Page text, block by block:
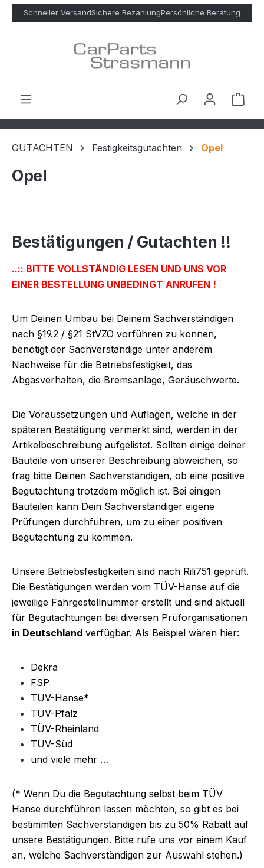
Zum Hauptinhalt springen
Schneller VersandSichere BezahlungPersönliche Beratung
GUTACHTEN Festigkeitsgutachten Opel
Opel
Bestätigungen / Gutachten !!
..:: BITTE VOLLSTÄNDIG LESEN UND UNS VOR
EINER BESTELLUNG UNBEDINGT ANRUFEN !
Um Deinen Umbau bei Deinem Sachverständigen
nach §19.2 / §21 StVZO vorführen zu können,
benötigt der Sachverständige unter anderem
Nachweise für die Betriebsfestigkeit, das
Abgasverhalten, die Bremsanlage, Geräuschwerte.
Die Voraussetzungen und Auflagen, welche in der
späteren Bestätigung vermerkt sind, werden in der
Artikelbeschreibung aufgelistet. Sollten einige deiner
Bauteile von unserer Beschreibung abweichen, so
frag bitte Deinen Sachverständigen, ob eine positive
Begutachtung trotzdem möglich ist. Bei einigen
Bauteilen kann Dein Sachverständiger eigene
Prüfungen durchführen, um zu einer positiven
Begutachtung zu kommen.
Unsere Betriebsfestigkeiten sind nach Rili751 geprüft.
Die Bestätigungen werden vom TÜV-Hanse auf die
jeweilige Fahrgestellnummer erstellt und sind aktuell
für Begutachtungen bei diversen Prüforganisationen
in Deutschland verfügbar. Als Beispiel wären hier:
Dekra
FSP
TÜV-Hanse*
TÜV-Pfalz
TÜV-Rheinland
TÜV-Süd
und viele mehr …
(* Wenn Du die Begutachtung selbst beim TÜV
Hanse durchführen lassen möchten, so gibt es bei
bestimmten Sachverständigen bis zu 50% Rabatt auf
unsere Bestätigungen. Bitte rufe uns vor einem Kauf
an, welche Sachverständigen zur Auswahl stehen.)